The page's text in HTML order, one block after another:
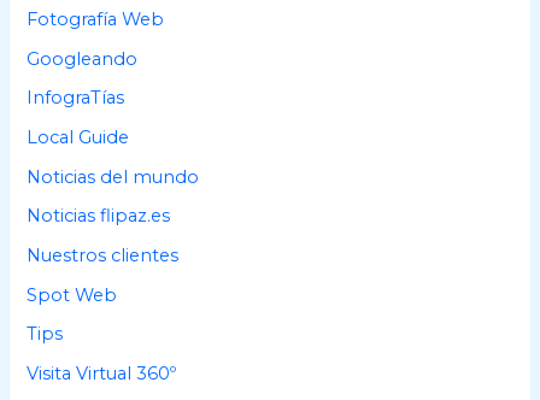
Fotografía Web
Googleando
InfograTías
Local Guide
Noticias del mundo
Noticias flipaz.es
Nuestros clientes
Spot Web
Tips
Visita Virtual 360º